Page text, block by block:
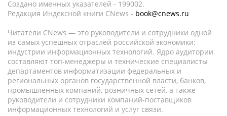
Создано именных указателей - 199002.
Редакция Индексной книги CNews - book@cnews.ru
Читатели CNews — это руководители и сотрудники одной
из самых успешных отраслей российской экономики:
индустрии информационных технологий. Ядро аудитории
составляют топ-менеджеры и технические специалисты
департаментов информатизации федеральных и
региональных органов государственной власти, банков,
промышленных компаний, розничных сетей, а также
руководители и сотрудники компаний-поставщиков
информационных технологий и услуг связи.